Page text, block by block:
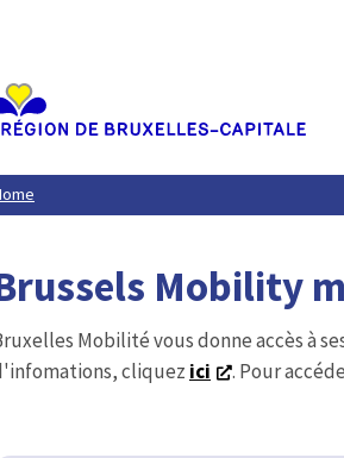
Mobility
Mobilité vous donne accès à
cliquez ici . Pour